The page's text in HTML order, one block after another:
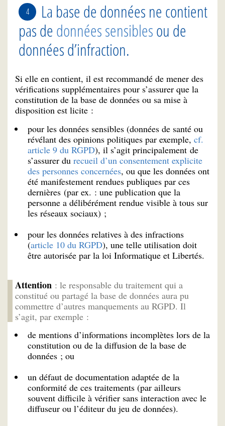
La base de données ne contient
pas de données sensiblesou de
données d’infraction.
Si elle en contient, il est recommandé de mener des
vérifications supplémentaires pour s’assurer que la
constitution de la base de données ou sa mise à
disposition est licite :
pour les données sensibles (données de santé ou
révélant des opinions politiques par exemple, cf.
article 9 du RGPD), il s’agit principalement de
s’assurer du recueil d’un consentement explicite
des personnes concernées, ou que les données ont
été manifestement rendues publiques par ces
dernières (par ex. : une publication que la
personne a délibérément rendue visible à tous sur
les réseaux sociaux) ;
pour les données relatives à des infractions
(article 10 du RGPD), une telle utilisation doit
être autorisée par la loi Informatique et Libertés.
Attention : le responsable du traitement qui a
constitué ou partagé la base de données aura pu
commettre d’autres manquements au RGPD. Il
s’agit, par exemple :
de mentions d’informations incomplètes lors de la
constitution ou de la diffusion de la base de
données ; ou
un défaut de documentation adaptée de la
conformité de ces traitements (par ailleurs
souvent difficile à vérifier sans interaction avec le
diffuseur ou l’éditeur du jeu de données).